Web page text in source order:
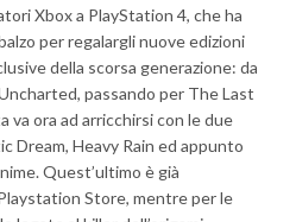
Xbox a PlayStation 4, che ha
per regalargli nuove edizioni
della scorsa generazione: da
passando per The Last
va ora ad arricchirsi con le due
Dream, Heavy Rain ed appunto
Quest’ultimo è già
Store, mentre per le